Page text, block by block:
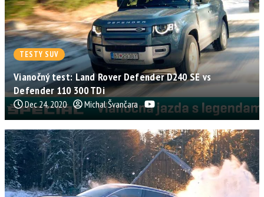
TESTY SUV
Vianočný test: Land Rover Defender D240 SE vs
Defender 110 300 TDi
Dec 24, 2020 Michal Švančara